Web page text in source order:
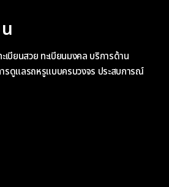
บียนสวย ทะเบียนมงคล บริการด้าน
รดูแลรถหรูแบบครบวงจร ประสบการณ์